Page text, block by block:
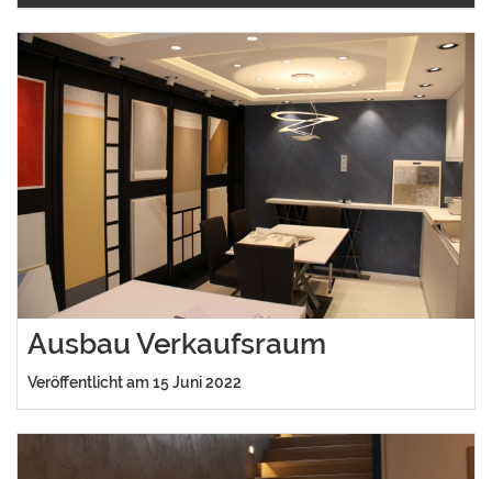
Ausbau Verkaufsraum
Veröffentlicht am 15 Juni 2022